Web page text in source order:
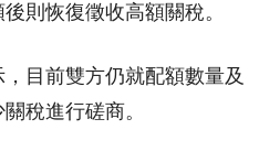
則恢復徵收高額關稅。
目前雙方仍就配額數量及
稅進行磋商。